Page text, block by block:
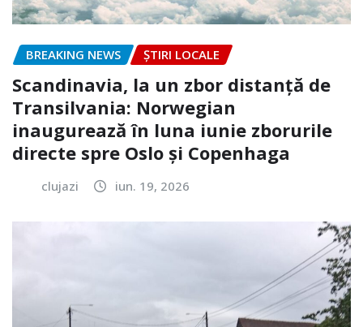
BREAKING NEWS ȘTIRI LOCALE
Scandinavia, la un zbor distanță de
Transilvania: Norwegian
inaugurează în luna iunie zborurile
directe spre Oslo și Copenhaga
clujazi iun. 19, 2026